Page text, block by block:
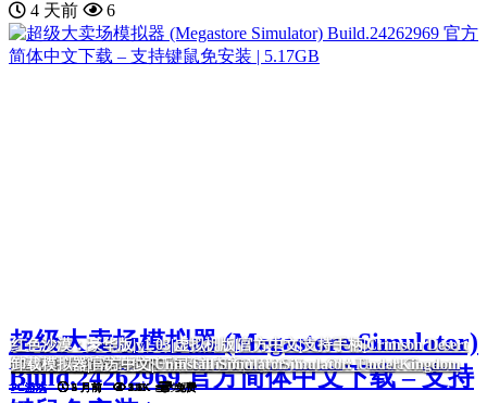
黑色灵魂2|官方中文|BLACK SOULS II
PC游戏 5 月前 5.8K 免费
我的26岁女房客：在云端|官方中文|My 26-Year-Old Female Tenant
PC游戏 5 月前 5.7K 免费
毒织千奈美|官方中文|Chinami Holic
PC游戏 5 月前 2.5K 免费
诈骗园区模拟器: 地下王国/Scam Center Simulator: UnderKingdom
PC游戏 2 月前 2.1K 免费
挂机西游模拟器
PC游戏 5 月前 1.6K 免费
红色沙漠：豪华版|v1.03|虚拟机版|官方中文|支持手柄|Crimson Desert
Deluxe Edition
PC游戏 4 月前 1.1K 免费
卸载模拟器|官方中文|Uninstall Simulator
PC游戏 5 月前 912 免费
4 天前 6
超级大卖场模拟器 (Megastore Simulator)
Build.24262969 官方简体中文下载 – 支持